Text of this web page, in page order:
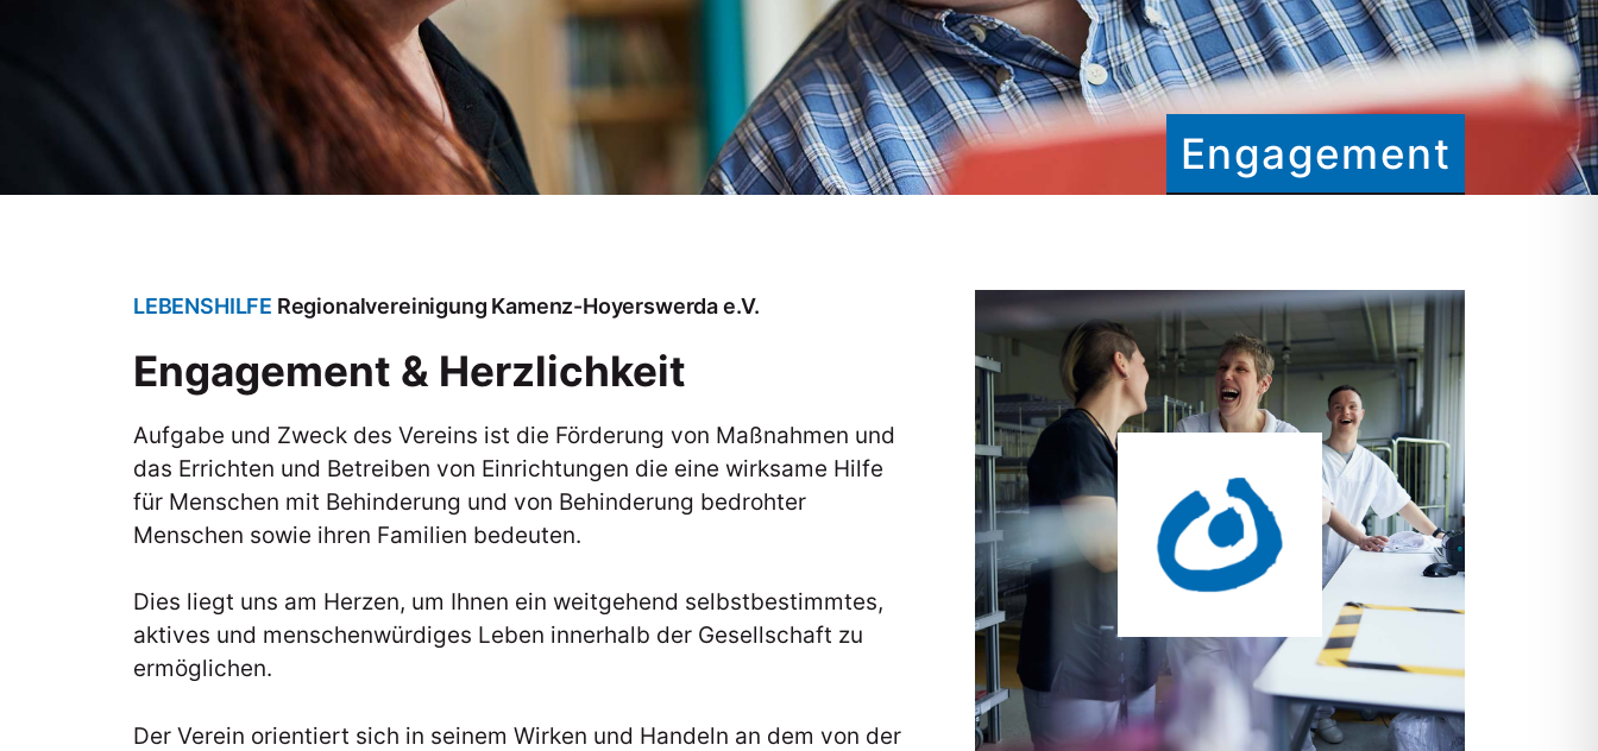
Engagement
LEBENSHILFE Regionalvereinigung Kamenz-Hoyerswerda e.V.
Engagement & Herzlichkeit
Aufgabe und Zweck des Vereins ist die Förderung von Maßnahmen und
das Errichten und Betreiben von Einrichtungen die eine wirksame Hilfe
für Menschen mit Behinderung und von Behinderung bedrohter
Menschen sowie ihren Familien bedeuten.
Dies liegt uns am Herzen, um Ihnen ein weitgehend selbstbestimmtes,
aktives und menschenwürdiges Leben innerhalb der Gesellschaft zu
ermöglichen.
Der Verein orientiert sich in seinem Wirken und Handeln an dem von der